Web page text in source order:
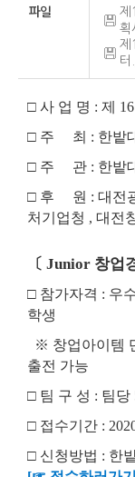
파일
제
획
제
터
□ 사 업 명 : 제 16
□ 주 최 : 한밭
□ 주 관 : 한밭
□ 후 원 : 대전
처기업청 , 대전
〔 Junior 창업
□ 참가자격 : 우
학생
※ 창업아이템
출전 가능
□ 팀 구 성 : 팀당
□ 접수기간 :
□ 신청방법 : 한